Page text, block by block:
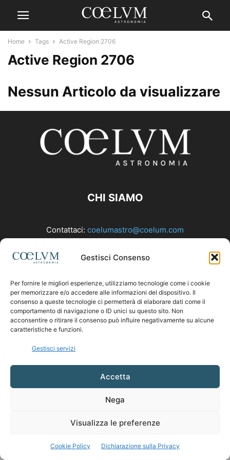
Gestisci Consenso
Per fornire le migliori esperienze, utilizziamo tecnologie come i cookie
per memorizzare e/o accedere alle informazioni del dispositivo. Il
consenso a queste tecnologie ci permetterà di elaborare dati come il
comportamento di navigazione o ID unici su questo sito. Non
acconsentire o ritirare il consenso può influire negativamente su alcune
caratteristiche e funzioni.
Gestisci servizi
Accetta
Nega
Visualizza le preferenze
Cookie Policy Dichiarazione sulla Privacy
Home Tags Active Region 2706
Active Region 2706
Nessun Articolo da visualizzare
CHI SIAMO
Contattaci: coelumastro@coelum.com
SEGUICI